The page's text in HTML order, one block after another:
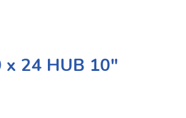
x 24 HUB 10″